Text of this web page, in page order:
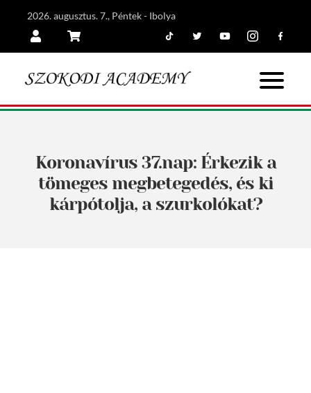
2026. augusztus. 7., Péntek - Ibolya
Koronavírus 37.nap: Érkezik a
tömeges megbetegedés, és ki
kárpótolja, a szurkolókat?